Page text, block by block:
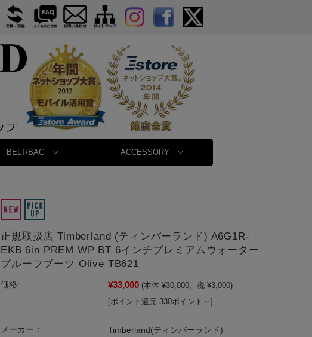
BELT/BAG ACCESSORY
正規取扱店 Timberland (ティンバーランド) A6G1R-
EKB 6in PREM WP BT 6インチプレミアムウォーター
プルーフブーツ Olive TB621
価格: ¥33,000 (本体 ¥30,000、税 ¥3,000)
[ポイント還元 330ポイント～]
メーカー：
Timberland(ティンバーランド)